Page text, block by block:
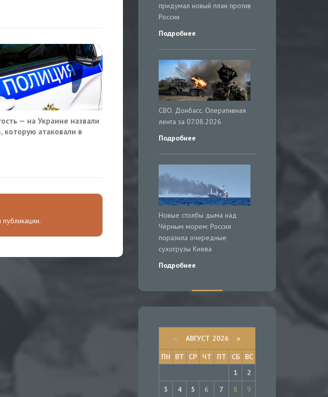
— на Украине назвали
которую атаковали в
публикации.
придумал новый план против
России
Подробнее
СВО. Донбасс. Оперативная
лента за 07.08.2026
Подробнее
Новые столбы дыма над
Чёрным морем: Россия
поразила очередные
сухогрузы Киева
Подробнее
« АВГУСТ 2026 »
ПН
ВТ СР ЧТ ПТ СБ
ВС
1
2
3
4 5 6 7 8
9